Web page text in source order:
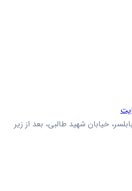
خیابان شهید طالبی، بعد از زیر